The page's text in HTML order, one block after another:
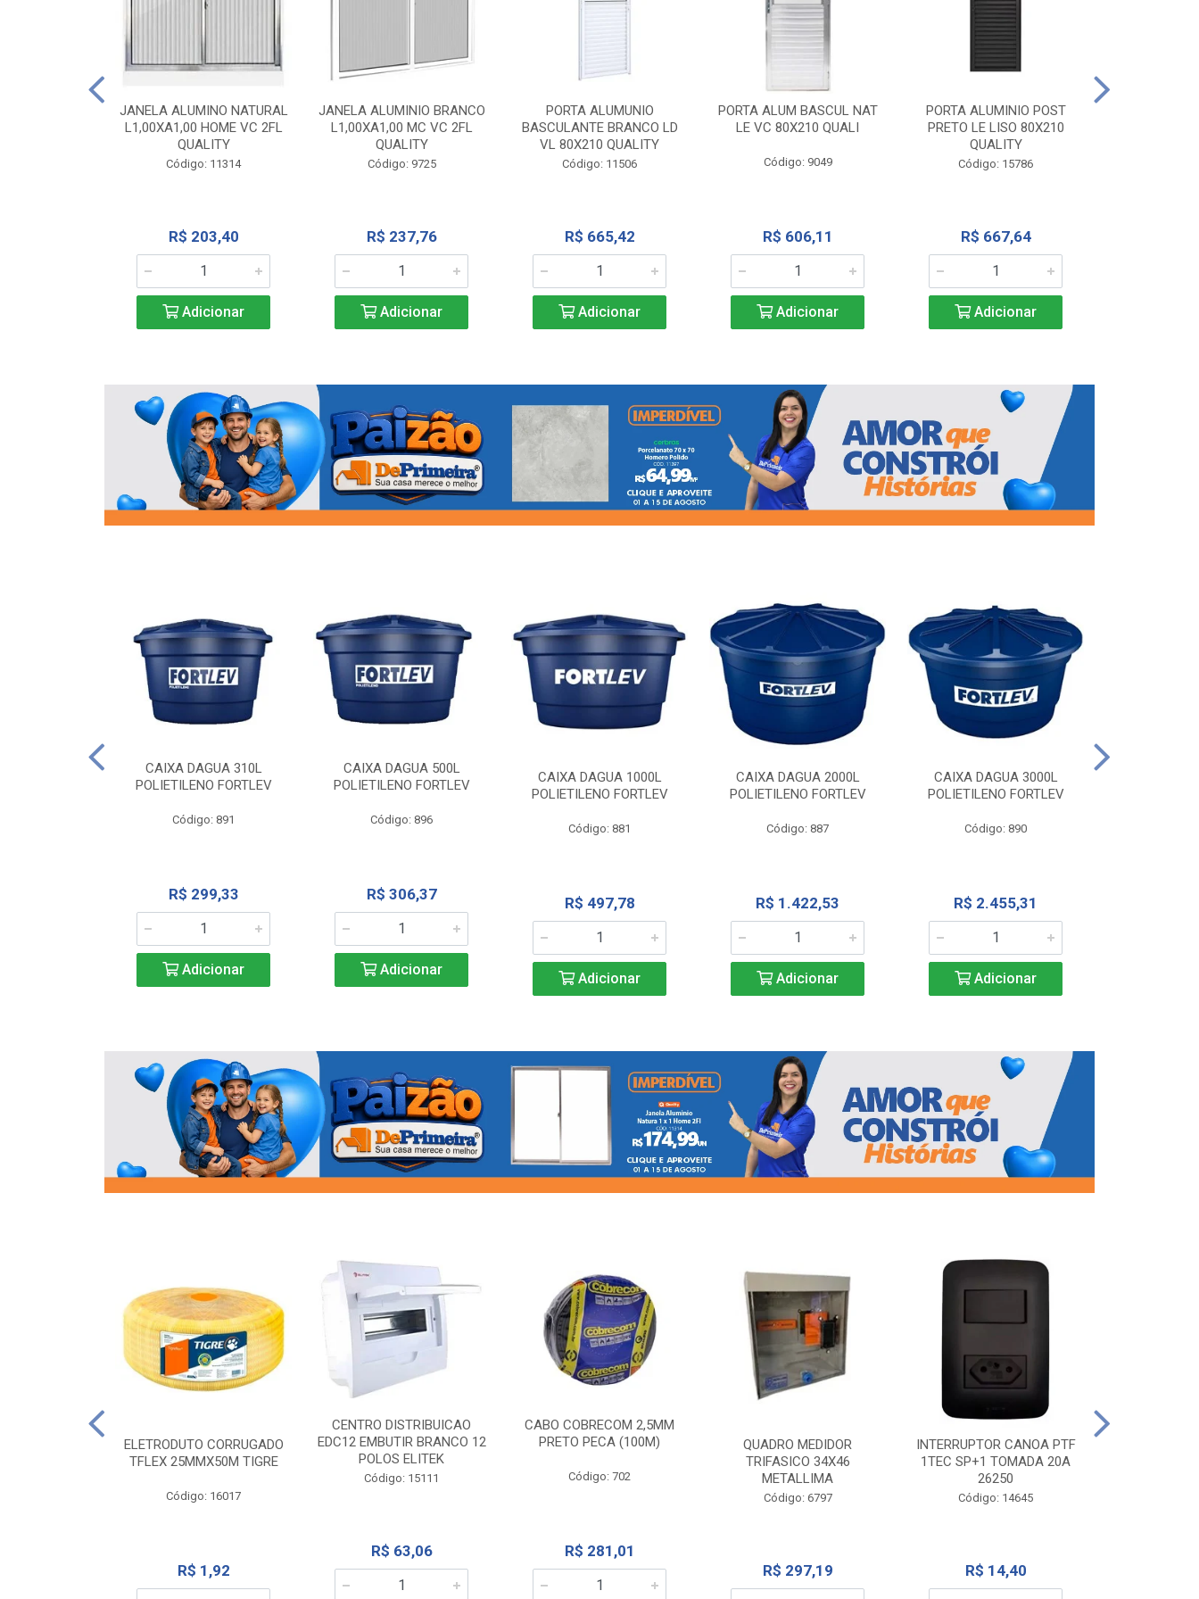
JANELA ALUMINO NATURAL
L1,00XA1,00 HOME VC 2FL
QUALITY
Código: 11314
R$ 203,40
Adicionar
JANELA ALUMINIO BRANCO
L1,00XA1,00 MC VC 2FL
QUALITY
Código: 9725
R$ 237,76
Adicionar
PORTA ALUMUNIO
BASCULANTE BRANCO LD
VL 80X210 QUALITY
Código: 11506
R$ 665,42
Adicionar
PORTA ALUM BASCUL NAT
LE VC 80X210 QUALI
Código: 9049
R$ 606,11
Adicionar
PORTA ALUMINIO POST
PRETO LE LISO 80X210
QUALITY
Código: 15786
R$ 667,64
Adicionar
CAIXA DAGUA 310L
POLIETILENO FORTLEV
Código: 891
R$ 299,33
Adicionar
CAIXA DAGUA 500L
POLIETILENO FORTLEV
Código: 896
R$ 306,37
Adicionar
CAIXA DAGUA 1000L
POLIETILENO FORTLEV
Código: 881
R$ 497,78
Adicionar
CAIXA DAGUA 2000L
POLIETILENO FORTLEV
Código: 887
R$ 1.422,53
Adicionar
CAIXA DAGUA 3000L
POLIETILENO FORTLEV
Código: 890
R$ 2.455,31
Adicionar
ELETRODUTO CORRUGADO
TFLEX 25MMX50M TIGRE
Código: 16017
R$ 1,92
CENTRO DISTRIBUICAO
EDC12 EMBUTIR BRANCO 12
POLOS ELITEK
Código: 15111
R$ 63,06
CABO COBRECOM 2,5MM
PRETO PECA (100M)
Código: 702
R$ 281,01
QUADRO MEDIDOR
TRIFASICO 34X46
METALLIMA
Código: 6797
R$ 297,19
INTERRUPTOR CANOA PTF
1TEC SP+1 TOMADA 20A
26250
Código: 14645
R$ 14,40